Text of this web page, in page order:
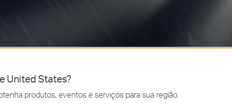
United States?
produtos, eventos e serviços para sua região.